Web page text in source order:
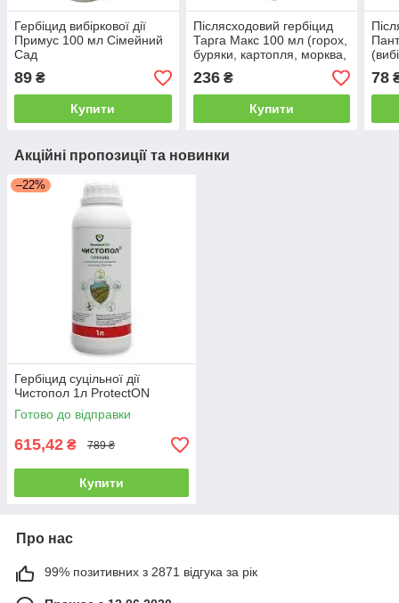
Гербіцид вибіркової дії
Примус 100 мл Сімейний
Сад
89 ₴
Купити
Післясходовий гербіцид
Тарга Макс 100 мл (горох,
буряки, картопля, морква,
капуста, цибуля, томати,
огірки)
236₴
Купити
78
Акційні пропозиції та новинки
–22%
Гербіцид суцільної дії
Чистопол 1л ProtectON
Готово до відправки
615,42 ₴ 789 ₴
Купити
Про нас
99% позитивних з 2871 відгука за рік